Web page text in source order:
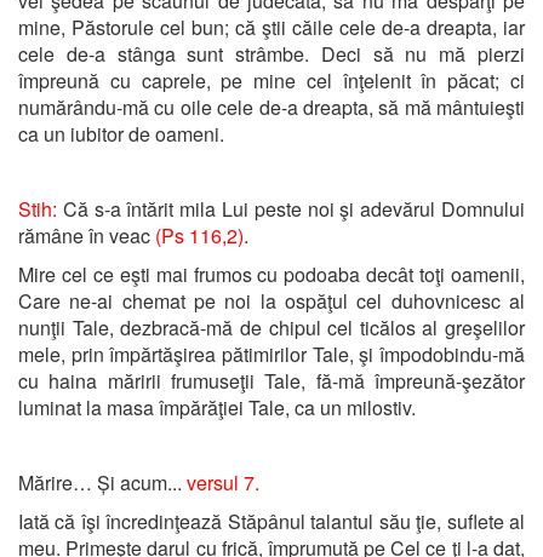
mine, Păstorule cel bun; că ştii căile cele de-a dreapta, iar
cele de-a stânga sunt strâmbe. Deci să nu mă pierzi
împreună cu caprele, pe mine cel înţelenit în păcat; ci
numărându-mă cu oile cele de-a dreapta, să mă mântuieşti
ca un iubitor de oameni.
Stih: Că s-a întărit mila Lui peste noi şi adevărul Domnului
rămâne în veac (Ps 116,2).
Mire cel ce eşti mai frumos cu podoaba decât toţi oamenii,
Care ne-ai chemat pe noi la ospăţul cel duhovnicesc al
nunţii Tale, dezbracă-mă de chipul cel ticălos al greşelilor
mele, prin împărtăşirea pătimirilor Tale, şi împodobindu-mă
cu haina măririi frumuseţii Tale, fă-mă împreună-şezător
luminat la masa împărăţiei Tale, ca un milostiv.
Mărire… Și acum... versul 7.
Iată că îşi încredinţează Stăpânul talantul său ţie, suflete al
meu. Primeşte darul cu frică, împrumută pe Cel ce ţi l-a dat,